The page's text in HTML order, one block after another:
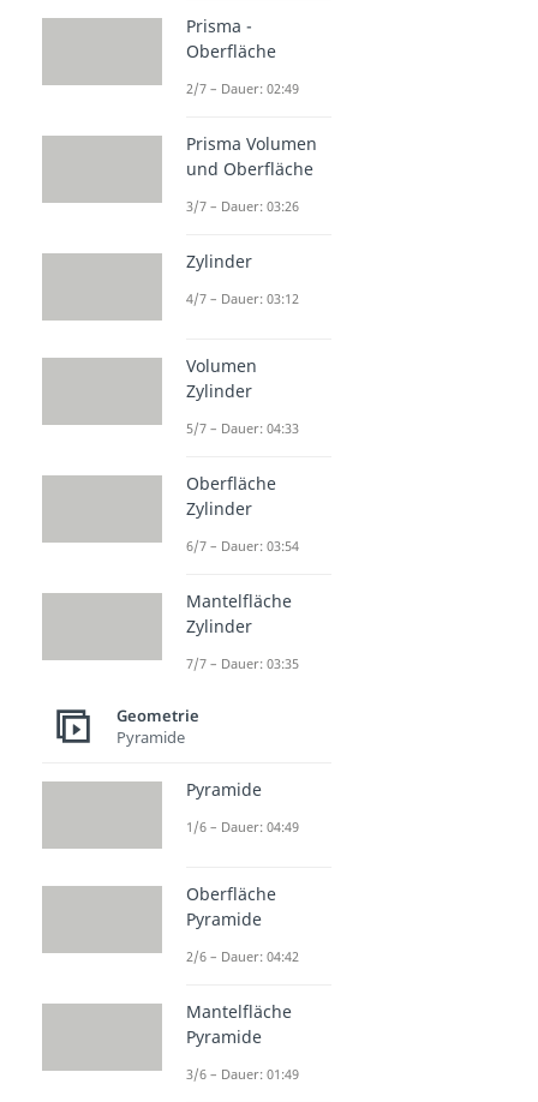
Prisma -
Oberfläche
2/7 – Dauer: 02:49
Prisma Volumen
und Oberfläche
3/7 – Dauer: 03:26
Zylinder
4/7 – Dauer: 03:12
Volumen
Zylinder
5/7 – Dauer: 04:33
Oberfläche
Zylinder
6/7 – Dauer: 03:54
Mantelfläche
Zylinder
7/7 – Dauer: 03:35
Geometrie
Pyramide
Pyramide
1/6 – Dauer: 04:49
Oberfläche
Pyramide
2/6 – Dauer: 04:42
Mantelfläche
Pyramide
3/6 – Dauer: 01:49